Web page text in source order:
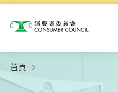
消費者委員會
首頁